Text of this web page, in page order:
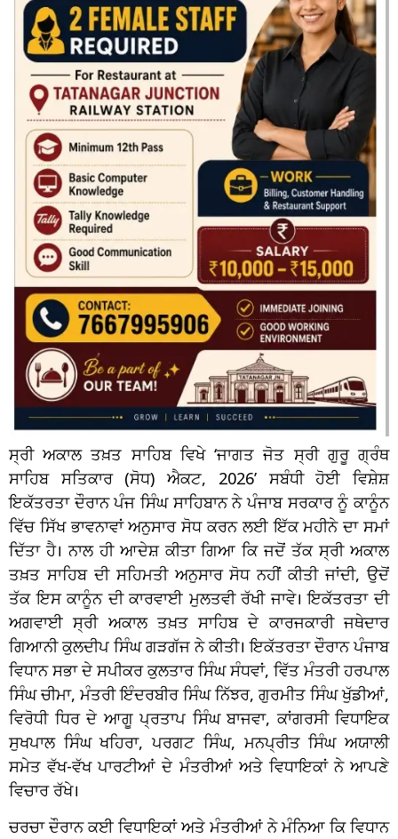
ਸ੍ਰੀ ਅਕਾਲ ਤਖ਼ਤ ਸਾਹਿਬ ਵਿਖੇ ‘ਜਾਗਤ ਜੋਤ ਸ੍ਰੀ ਗੁਰੂ ਗ੍ਰੰਥ
ਸਾਹਿਬ ਸਤਿਕਾਰ (ਸੋਧ) ਐਕਟ, 2026’ ਸਬੰਧੀ ਹੋਈ ਵਿਸ਼ੇਸ਼
ਇਕੱਤਰਤਾ ਦੌਰਾਨ ਪੰਜ ਸਿੰਘ ਸਾਹਿਬਾਨ ਨੇ ਪੰਜਾਬ ਸਰਕਾਰ ਨੂੰ ਕਾਨੂੰਨ
ਵਿੱਚ ਸਿੱਖ ਭਾਵਨਾਵਾਂ ਅਨੁਸਾਰ ਸੋਧ ਕਰਨ ਲਈ ਇੱਕ ਮਹੀਨੇ ਦਾ ਸਮਾਂ
ਦਿੱਤਾ ਹੈ। ਨਾਲ ਹੀ ਆਦੇਸ਼ ਕੀਤਾ ਗਿਆ ਕਿ ਜਦੋਂ ਤੱਕ ਸ੍ਰੀ ਅਕਾਲ
ਤਖ਼ਤ ਸਾਹਿਬ ਦੀ ਸਹਿਮਤੀ ਅਨੁਸਾਰ ਸੋਧ ਨਹੀਂ ਕੀਤੀ ਜਾਂਦੀ, ਉਦੋਂ
ਤੱਕ ਇਸ ਕਾਨੂੰਨ ਦੀ ਕਾਰਵਾਈ ਮੁਲਤਵੀ ਰੱਖੀ ਜਾਵੇ। ਇਕੱਤਰਤਾ ਦੀ
ਅਗਵਾਈ ਸ੍ਰੀ ਅਕਾਲ ਤਖ਼ਤ ਸਾਹਿਬ ਦੇ ਕਾਰਜਕਾਰੀ ਜਥੇਦਾਰ
ਗਿਆਨੀ ਕੁਲਦੀਪ ਸਿੰਘ ਗੜਗੱਜ ਨੇ ਕੀਤੀ। ਇਕੱਤਰਤਾ ਦੌਰਾਨ ਪੰਜਾਬ
ਵਿਧਾਨ ਸਭਾ ਦੇ ਸਪੀਕਰ ਕੁਲਤਾਰ ਸਿੰਘ ਸੰਧਵਾਂ, ਵਿੱਤ ਮੰਤਰੀ ਹਰਪਾਲ
ਸਿੰਘ ਚੀਮਾ, ਮੰਤਰੀ ਇੰਦਰਬੀਰ ਸਿੰਘ ਨਿੱਝਰ, ਗੁਰਮੀਤ ਸਿੰਘ ਖੁੱਡੀਆਂ,
ਵਿਰੋਧੀ ਧਿਰ ਦੇ ਆਗੂ ਪ੍ਰਤਾਪ ਸਿੰਘ ਬਾਜਵਾ, ਕਾਂਗਰਸੀ ਵਿਧਾਇਕ
ਸੁਖਪਾਲ ਸਿੰਘ ਖਹਿਰਾ, ਪਰਗਟ ਸਿੰਘ, ਮਨਪ੍ਰੀਤ ਸਿੰਘ ਅਯਾਲੀ
ਸਮੇਤ ਵੱਖ-ਵੱਖ ਪਾਰਟੀਆਂ ਦੇ ਮੰਤਰੀਆਂ ਅਤੇ ਵਿਧਾਇਕਾਂ ਨੇ ਆਪਣੇ
ਵਿਚਾਰ ਰੱਖੇ।
ਚਰਚਾ ਦੌਰਾਨ ਕਈ ਵਿਧਾਇਕਾਂ ਅਤੇ ਮੰਤਰੀਆਂ ਨੇ ਮੰਨਿਆ ਕਿ ਵਿਧਾਨ